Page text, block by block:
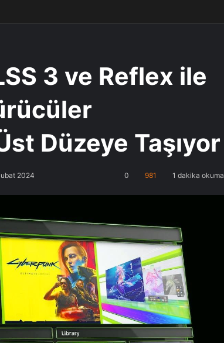
3 ve Reflex ile
Düzeye Taşıyor
2024 0 981 1 dakika okuma